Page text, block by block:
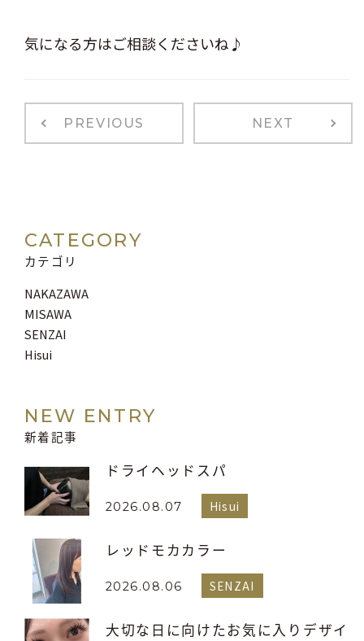
気になる方はご相談くださいね♪
PREVIOUS NEXT
CATEGORY
カテゴリ
NAKAZAWA
MISAWA
SENZAI
Hisui
NEW ENTRY
新着記事
ドライヘッドスパ
2026.08.07 Hisui
レッドモカカラー
2026.08.06 SENZAI
大切な日に向けたお気に入りデザイ